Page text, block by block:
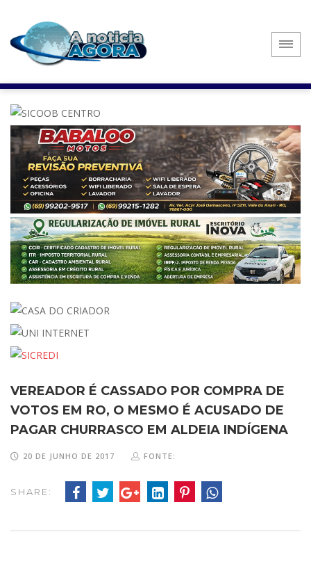
VEREADOR É CASSADO POR COMPRA DE
VOTOS EM RO, O MESMO É ACUSADO DE
PAGAR CHURRASCO EM ALDEIA INDÍGENA
20 DE JUNHO DE 2017 FONTE:
SHARE: